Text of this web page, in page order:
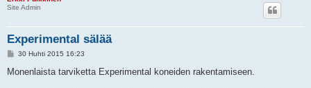
Site Admin
Experimental sälää
V
e
30 Huhti 2015 16:23
Monenlaista tarviketta Experimental koneiden rakentamiseen.